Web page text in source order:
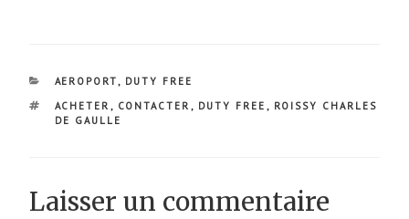
CATÉGORIES
AEROPORT, DUTY FREE
ÉTIQUETTES
ACHETER , CONTACTER , DUTY FREE , ROISSY CHARLES
DE GAULLE
Laisser un commentaire